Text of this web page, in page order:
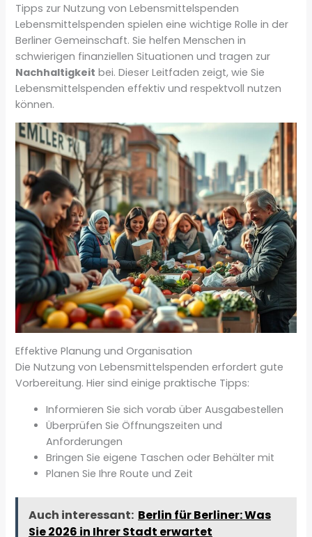
Tipps zur Nutzung von Lebensmittelspenden
Lebensmittelspenden spielen eine wichtige Rolle in der
Berliner Gemeinschaft. Sie helfen Menschen in
schwierigen finanziellen Situationen und tragen zur
Nachhaltigkeit bei. Dieser Leitfaden zeigt, wie Sie
Lebensmittelspenden effektiv und respektvoll nutzen
können.
Effektive Planung und Organisation
Die Nutzung von Lebensmittelspenden erfordert gute
Vorbereitung. Hier sind einige praktische Tipps:
Informieren Sie sich vorab über Ausgabestellen
Überprüfen Sie Öffnungszeiten und
Anforderungen
Bringen Sie eigene Taschen oder Behälter mit
Planen Sie Ihre Route und Zeit
Auch interessant: Berlin für Berliner: Was
Sie 2026 in Ihrer Stadt erwartet